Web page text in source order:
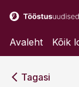
Avaleht Kõik
Tagasi